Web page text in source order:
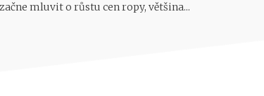
začne mluvit o růstu cen ropy, většina...